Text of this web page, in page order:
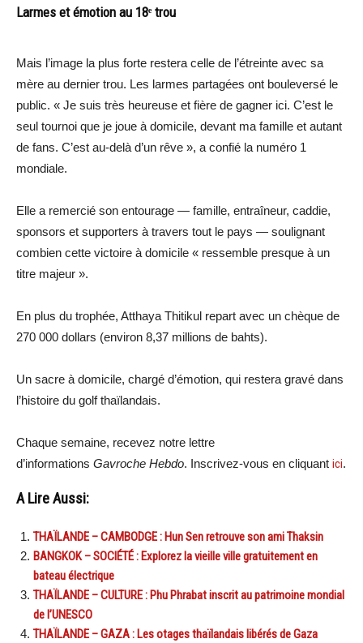
Larmes et émotion au 18ᵉ trou
Mais l’image la plus forte restera celle de l’étreinte avec sa
mère au dernier trou. Les larmes partagées ont bouleversé le
public. « Je suis très heureuse et fière de gagner ici. C’est le
seul tournoi que je joue à domicile, devant ma famille et autant
de fans. C’est au-delà d’un rêve », a confié la numéro 1
mondiale.
Elle a remercié son entourage — famille, entraîneur, caddie,
sponsors et supporters à travers tout le pays — soulignant
combien cette victoire à domicile « ressemble presque à un
titre majeur ».
En plus du trophée, Atthaya Thitikul repart avec un chèque de
270 000 dollars (environ 8,37 millions de bahts).
Un sacre à domicile, chargé d’émotion, qui restera gravé dans
l’histoire du golf thaïlandais.
Chaque semaine, recevez notre lettre
d’informations Gavroche Hebdo. Inscrivez-vous en cliquant ici.
A Lire Aussi:
THAÏLANDE – CAMBODGE : Hun Sen retrouve son ami Thaksin
BANGKOK – SOCIÉTÉ : Explorez la vieille ville gratuitement en
bateau électrique
THAÏLANDE – CULTURE : Phu Phrabat inscrit au patrimoine mondial
de l’UNESCO
THAÏLANDE – GAZA : Les otages thaïlandais libérés de Gaza